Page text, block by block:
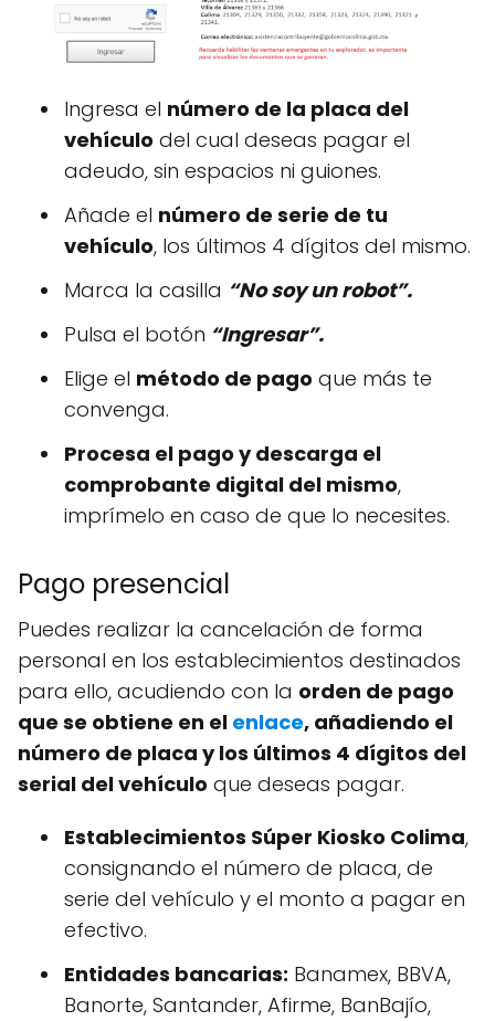
Ingresa el número de la placa del
vehículo del cual deseas pagar el
adeudo, sin espacios ni guiones.
Añade el número de serie de tu
vehículo, los últimos 4 dígitos del mismo.
Marca la casilla “No soy un robot”.
Pulsa el botón “Ingresar”.
Elige el método de pago que más te
convenga.
Procesa el pago y descarga el
comprobante digital del mismo,
imprímelo en caso de que lo necesites.
Pago presencial
Puedes realizar la cancelación de forma
personal en los establecimientos destinados
para ello, acudiendo con la orden de pago
que se obtiene en el enlace, añadiendo el
número de placa y los últimos 4 dígitos del
serial del vehículo que deseas pagar.
Establecimientos Súper Kiosko Colima,
consignando el número de placa, de
serie del vehículo y el monto a pagar en
efectivo.
Entidades bancarias: Banamex, BBVA,
Banorte, Santander, Afirme, BanBajío,